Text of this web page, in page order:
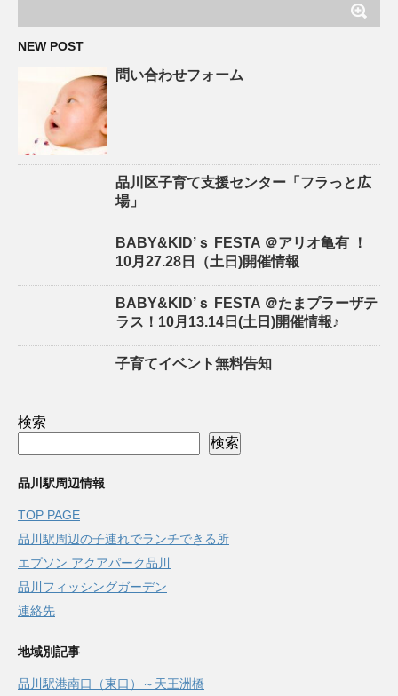
NEW POST
問い合わせフォーム
品川区子育て支援センター「フラっと広
場」
BABY&KID’ｓ FESTA ＠アリオ亀有 ！
10月27.28日（土日)開催情報
BABY&KID’ｓ FESTA ＠たまプラーザテ
ラス！10月13.14日(土日)開催情報♪
子育てイベント無料告知
検索
検索
品川駅周辺情報
TOP PAGE
品川駅周辺の子連れでランチできる所
エプソン アクアパーク品川
品川フィッシングガーデン
連絡先
地域別記事
品川駅港南口（東口）～天王洲橋